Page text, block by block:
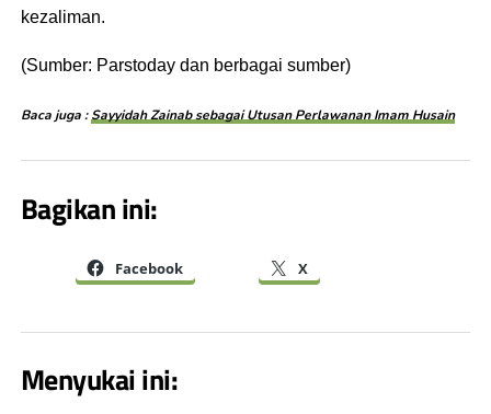
kezaliman.
(Sumber: Parstoday dan berbagai sumber)
Baca juga :Sayyidah Zainab sebagai Utusan Perlawanan Imam Husain
Bagikan ini:
Facebook X
Menyukai ini: